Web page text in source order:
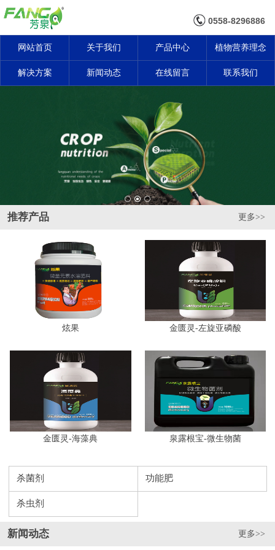
0558-8296886
网站首页 关于我们 产品中心 植物营养理念
解决方案 新闻动态 在线留言 联系我们
推荐产品 更多>>
炫果 金匮灵-左旋亚磷酸
金匮灵-海藻典 泉露根宝-微生物菌
杀菌剂 功能肥
杀虫剂
新闻动态 更多>>